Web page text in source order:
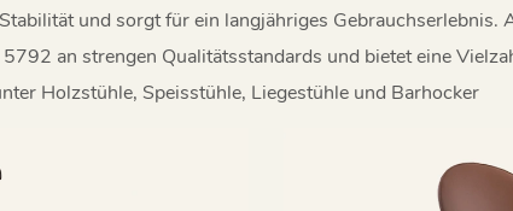
und sorgt für ein langjähriges Gebrauchserlebnis.
an strengen Qualitätsstandards und bietet eine
Holzstühle, Speisstühle, Liegestühle und Barhocker